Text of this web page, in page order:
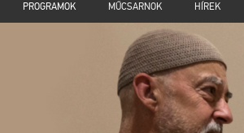
PROGRAMOK MŰCSARNOK HÍREK